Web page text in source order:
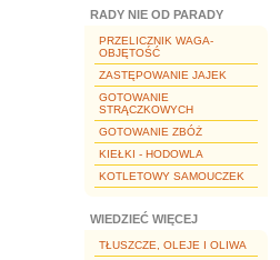
RADY NIE OD PARADY
PRZELICZNIK WAGA-
OBJĘTOŚĆ
ZASTĘPOWANIE JAJEK
GOTOWANIE
STRĄCZKOWYCH
GOTOWANIE ZBÓŻ
KIEŁKI - HODOWLA
KOTLETOWY SAMOUCZEK
WIEDZIEĆ WIĘCEJ
TŁUSZCZE, OLEJE I OLIWA